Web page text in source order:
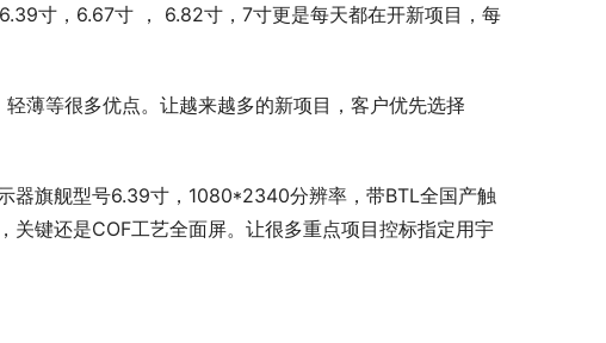
寸，6.67寸 ， 6.82寸，7寸更是每天都在开新项目，每
薄等很多优点。让越来越多的新项目，客户优先选择
器旗舰型号6.39寸，1080*2340分辨率，带BTL全国产触
键还是COF工艺全面屏。让很多重点项目控标指定用宇